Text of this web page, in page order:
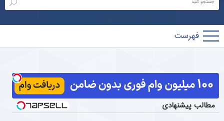
پارس
فوتبال
مطالب پیشنهادی